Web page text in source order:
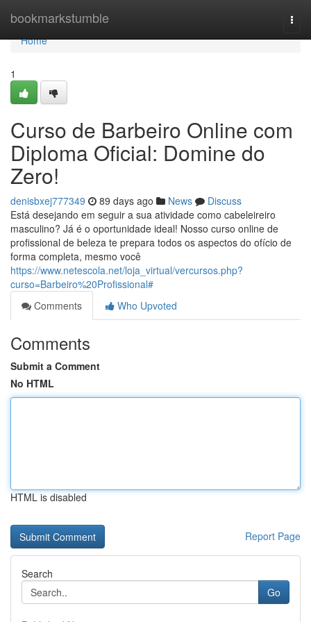
bookmarkstumble
Home
Home
1
Curso de Barbeiro Online com
Diploma Oficial: Domine do
Zero!
denisbxej777349 89 days ago News
Discuss
Está desejando em seguir a sua atividade como cabeleireiro
masculino? Já é o oportunidade ideal! Nosso curso online de
profissional de beleza te prepara todos os aspectos do ofício de
forma completa, mesmo você
https://www.netescola.net/loja_virtual/vercursos.php?
curso=Barbeiro%20Profissional#
Comments
Who Upvoted
Comments
Submit a Comment
No HTML
HTML is disabled
Report Page
Search
Go